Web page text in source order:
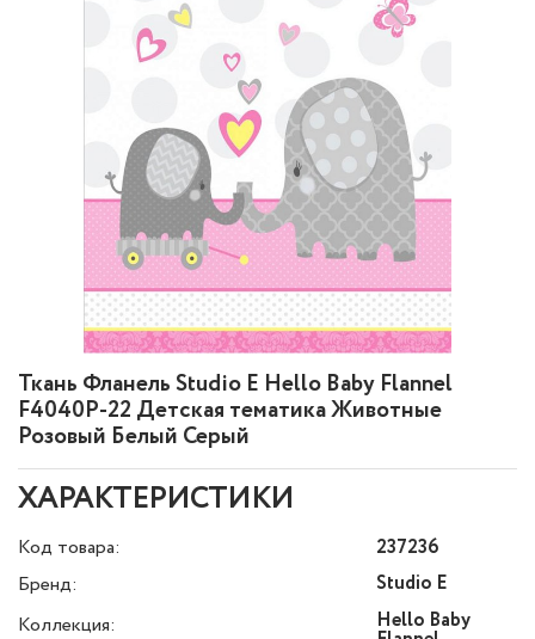
Ткань Фланель Studio E Hello Baby Flannel
F4040P-22 Детская тематика Животные
Розовый Белый Серый
ХАРАКТЕРИСТИКИ
Код товара:
237236
Бренд:
Studio E
Коллекция:
Hello Baby